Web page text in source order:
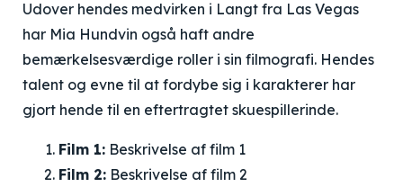
Udover hendes medvirken i Langt fra Las Vegas
har Mia Hundvin også haft andre
bemærkelsesværdige roller i sin filmografi. Hendes
talent og evne til at fordybe sig i karakterer har
gjort hende til en eftertragtet skuespillerinde.
Film 1: Beskrivelse af film 1
Film 2: Beskrivelse af film 2